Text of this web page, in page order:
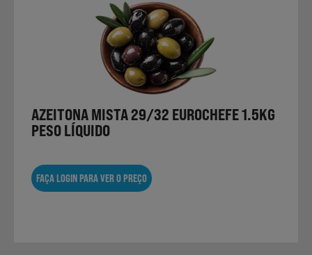
AZEITONA MISTA 29/32 EUROCHEFE 1.5KG
PESO LÍQUIDO
FAÇA LOGIN PARA VER O PREÇO